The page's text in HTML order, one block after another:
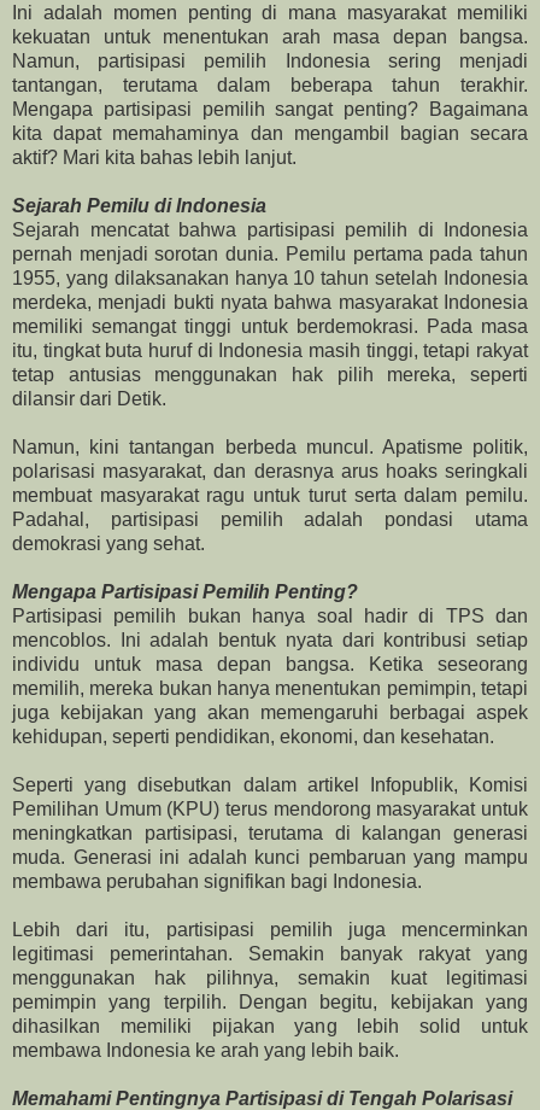
Ini adalah momen penting di mana masyarakat memiliki
kekuatan untuk menentukan arah masa depan bangsa.
Namun, partisipasi pemilih Indonesia sering menjadi
tantangan, terutama dalam beberapa tahun terakhir.
Mengapa partisipasi pemilih sangat penting? Bagaimana
kita dapat memahaminya dan mengambil bagian secara
aktif? Mari kita bahas lebih lanjut.
Sejarah Pemilu di Indonesia
Sejarah mencatat bahwa partisipasi pemilih di Indonesia
pernah menjadi sorotan dunia. Pemilu pertama pada tahun
1955, yang dilaksanakan hanya 10 tahun setelah Indonesia
merdeka, menjadi bukti nyata bahwa masyarakat Indonesia
memiliki semangat tinggi untuk berdemokrasi. Pada masa
itu, tingkat buta huruf di Indonesia masih tinggi, tetapi rakyat
tetap antusias menggunakan hak pilih mereka, seperti
dilansir dari Detik.
Namun, kini tantangan berbeda muncul. Apatisme politik,
polarisasi masyarakat, dan derasnya arus hoaks seringkali
membuat masyarakat ragu untuk turut serta dalam pemilu.
Padahal, partisipasi pemilih adalah pondasi utama
demokrasi yang sehat.
Mengapa Partisipasi Pemilih Penting?
Partisipasi pemilih bukan hanya soal hadir di TPS dan
mencoblos. Ini adalah bentuk nyata dari kontribusi setiap
individu untuk masa depan bangsa. Ketika seseorang
memilih, mereka bukan hanya menentukan pemimpin, tetapi
juga kebijakan yang akan memengaruhi berbagai aspek
kehidupan, seperti pendidikan, ekonomi, dan kesehatan.
Seperti yang disebutkan dalam artikel Infopublik, Komisi
Pemilihan Umum (KPU) terus mendorong masyarakat untuk
meningkatkan partisipasi, terutama di kalangan generasi
muda. Generasi ini adalah kunci pembaruan yang mampu
membawa perubahan signifikan bagi Indonesia.
Lebih dari itu, partisipasi pemilih juga mencerminkan
legitimasi pemerintahan. Semakin banyak rakyat yang
menggunakan hak pilihnya, semakin kuat legitimasi
pemimpin yang terpilih. Dengan begitu, kebijakan yang
dihasilkan memiliki pijakan yang lebih solid untuk
membawa Indonesia ke arah yang lebih baik.
Memahami Pentingnya Partisipasi di Tengah Polarisasi